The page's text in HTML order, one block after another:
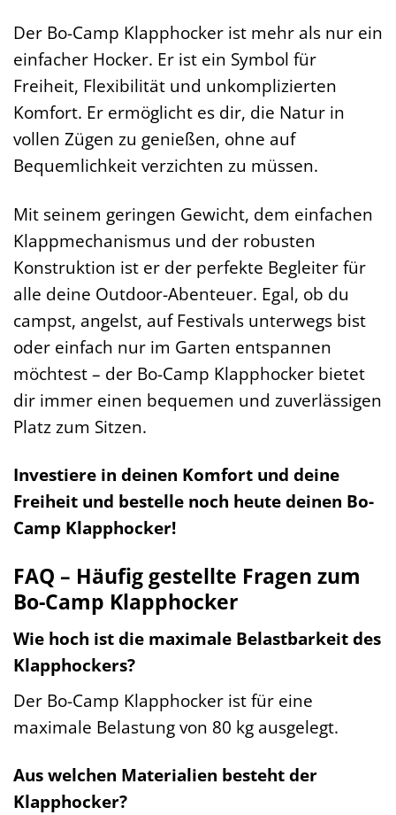
Der Bo-Camp Klapphocker ist mehr als nur ein
einfacher Hocker. Er ist ein Symbol für
Freiheit, Flexibilität und unkomplizierten
Komfort. Er ermöglicht es dir, die Natur in
vollen Zügen zu genießen, ohne auf
Bequemlichkeit verzichten zu müssen.
Mit seinem geringen Gewicht, dem einfachen
Klappmechanismus und der robusten
Konstruktion ist er der perfekte Begleiter für
alle deine Outdoor-Abenteuer. Egal, ob du
campst, angelst, auf Festivals unterwegs bist
oder einfach nur im Garten entspannen
möchtest – der Bo-Camp Klapphocker bietet
dir immer einen bequemen und zuverlässigen
Platz zum Sitzen.
Investiere in deinen Komfort und deine
Freiheit und bestelle noch heute deinen Bo-
Camp Klapphocker!
FAQ – Häufig gestellte Fragen zum
Bo-Camp Klapphocker
Wie hoch ist die maximale Belastbarkeit des
Klapphockers?
Der Bo-Camp Klapphocker ist für eine
maximale Belastung von 80 kg ausgelegt.
Aus welchen Materialien besteht der
Klapphocker?